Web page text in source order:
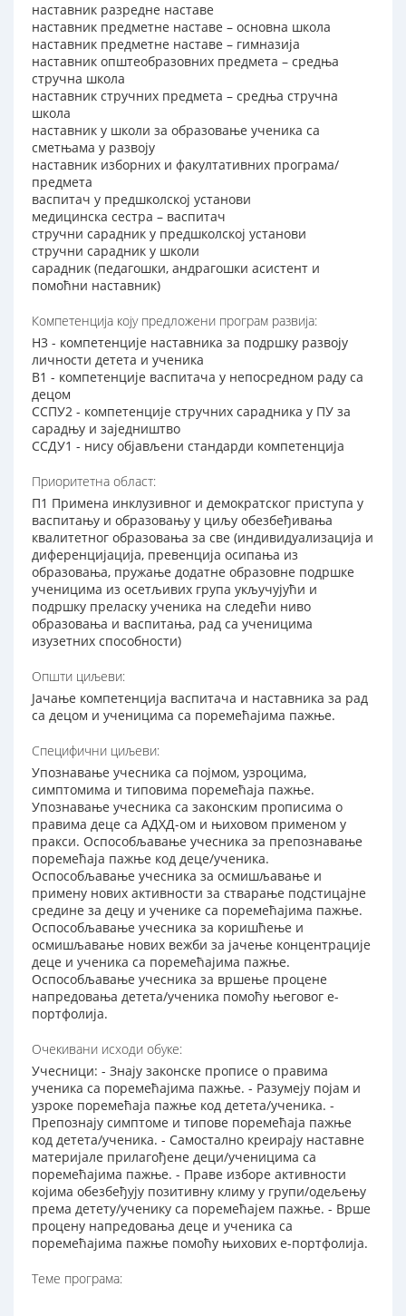
наставник разредне наставе
наставник предметне наставе – основна школа
наставник предметне наставе – гимназија
наставник општеобразовних предмета – средња
стручна школа
наставник стручних предмета – средња стручна
школа
наставник у школи за образовање ученика са
сметњама у развоју
наставник изборних и факултативних програма/
предмета
васпитач у предшколској установи
медицинска сестра – васпитач
стручни сарадник у предшколској установи
стручни сарадник у школи
сарадник (педагошки, андрагошки асистент и
помоћни наставник)
Компетенција коју предложени програм развија:
Н3 - компетенције наставника за подршку развоју
личности детета и ученика
В1 - компетенције васпитача у непосредном раду са
децом
ССПУ2 - компетенције стручних сарадника у ПУ за
сарадњу и заједништво
ССДУ1 - нису објављени стандарди компетенција
Приоритетна област:
П1 Примена инклузивног и демократског приступа у
васпитању и образовању у циљу обезбеђивања
квалитетног образовања за све (индивидуализација и
диференцијација, превенција осипања из
образовања, пружање додатне образовне подршке
ученицима из осетљивих група укључујући и
подршку преласку ученика на следећи ниво
образовања и васпитања, рад са ученицима
изузетних способности)
Општи циљеви:
Јачање компетенција васпитача и наставника за рад
са децом и ученицима са поремећајима пажње.
Специфични циљеви:
Упознавање учесника са појмом, узроцима,
симптомима и типовима поремећаја пажње.
Упознавање учесника са законским прописима о
правима деце са АДХД-ом и њиховом применом у
пракси. Оспособљавање учесника за препознавање
поремећаја пажње код деце/ученика.
Оспособљавање учесника за осмишљавање и
примену нових активности за стварање подстицајне
средине за децу и ученике са поремећајима пажње.
Оспособљавање учесника за коришћење и
осмишљавање нових вежби за јачење концентрације
деце и ученика са поремећајима пажње.
Оспособљавање учесника за вршење процене
напредовања детета/ученика помоћу његовог е-
портфолија.
Очекивани исходи обуке:
Учесници: - Знају законске прописе о правима
ученика са поремећајима пажње. - Разумеју појам и
узроке поремећаја пажње код детета/ученика. -
Препознају симптоме и типове поремећаја пажње
код детета/ученика. - Самостално креирају наставне
материјале прилагођене деци/ученицима са
поремећајима пажње. - Праве изборе активности
којима обезбеђују позитивну климу у групи/одељењу
према детету/ученику са поремећајем пажње. - Врше
процену напредовања деце и ученика са
поремећајима пажње помоћу њихових е-портфолија.
Теме програма: